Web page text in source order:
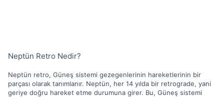
Neptün Retro Nedir?
Neptün retro, Güneş sistemi gezegenlerinin hareketlerinin bir
parçası olarak tanımlanır. Neptün, her 14 yılda bir retrograde, yani
geriye doğru hareket etme durumuna girer. Bu, Güneş sistemi